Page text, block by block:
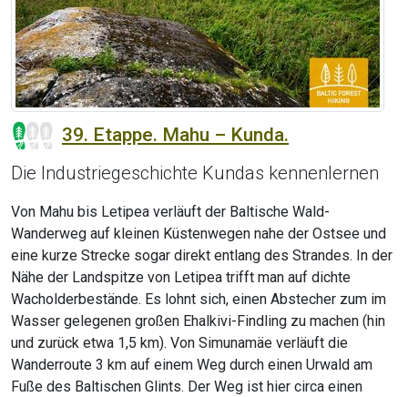
39. Etappe. Mahu – Kunda.
Die Industriegeschichte Kundas kennenlernen
Von Mahu bis Letipea verläuft der Baltische Wald-
Wanderweg auf kleinen Küstenwegen nahe der Ostsee und
eine kurze Strecke sogar direkt entlang des Strandes. In der
Nähe der Landspitze von Letipea trifft man auf dichte
Wacholderbestände. Es lohnt sich, einen Abstecher zum im
Wasser gelegenen großen Ehalkivi-Findling zu machen (hin
und zurück etwa 1,5 km). Von Simunamäe verläuft die
Wanderroute 3 km auf einem Weg durch einen Urwald am
Fuße des Baltischen Glints. Der Weg ist hier circa einen